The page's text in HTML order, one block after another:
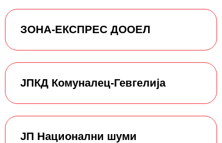
ЗОНА-ЕКСПРЕС ДООЕЛ
ЈПКД Комуналец-Гевгелија
ЈП Национални шуми